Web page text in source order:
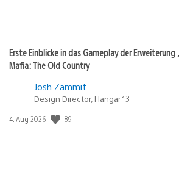
Erste Einblicke in das Gameplay der
Mafia: The Old Country
Josh Zammit
Design Director, Hangar 13
Veröffentlichungsdatum:
4. Aug 2026 89